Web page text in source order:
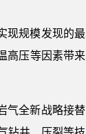
现规模发现的最
高压等因素带来
气全新战略接替